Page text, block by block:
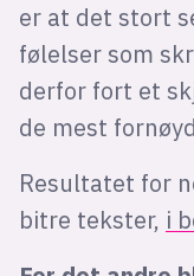
er at det stort
følelser som
derfor fort et
de mest
Resultatet for
bitre tekster, i